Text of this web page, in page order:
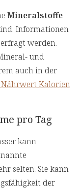
Mineralstoffe
Informationen
werden.
und
auch in der
Nährwert Kalorien
pro Tag
kann
selten. Sie kann
der